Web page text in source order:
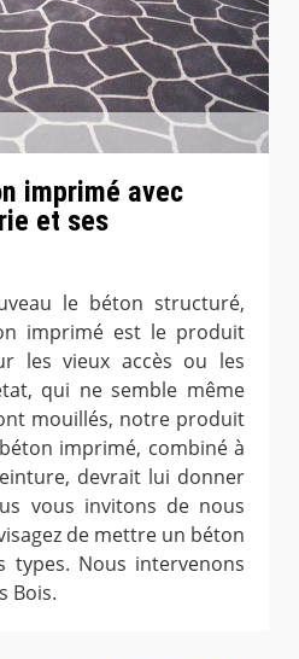
imprimé avec
et ses
le béton structuré,
imprimé est le produit
les vieux accès ou les
qui ne semble même
mouillés, notre produit
imprimé, combiné à
devrait lui donner
vous invitons de nous
de mettre un béton
types. Nous intervenons
Bois.